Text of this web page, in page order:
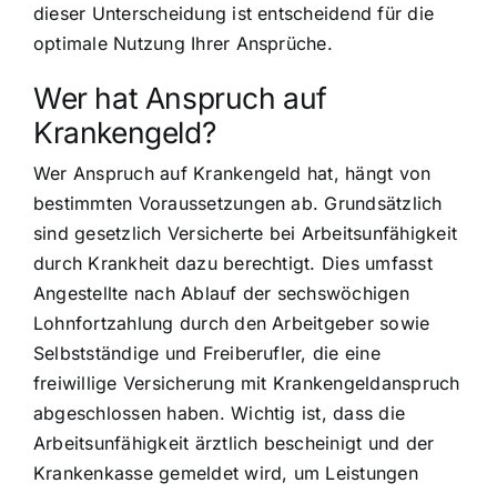
dieser Unterscheidung ist entscheidend für die
optimale Nutzung Ihrer Ansprüche.
Wer hat Anspruch auf
Krankengeld?
Wer Anspruch auf Krankengeld hat, hängt von
bestimmten Voraussetzungen ab. Grundsätzlich
sind gesetzlich Versicherte bei Arbeitsunfähigkeit
durch Krankheit dazu berechtigt. Dies umfasst
Angestellte nach Ablauf der sechswöchigen
Lohnfortzahlung durch den Arbeitgeber sowie
Selbstständige und Freiberufler, die eine
freiwillige Versicherung mit Krankengeldanspruch
abgeschlossen haben. Wichtig ist, dass die
Arbeitsunfähigkeit ärztlich bescheinigt und der
Krankenkasse gemeldet wird, um Leistungen